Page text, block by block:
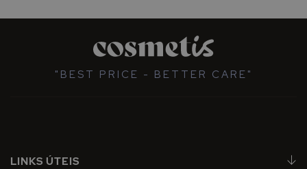
"BEST PRICE - BETTER CARE"
LINKS ÚTEIS